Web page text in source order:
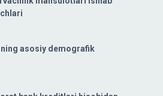
asosiy demografik